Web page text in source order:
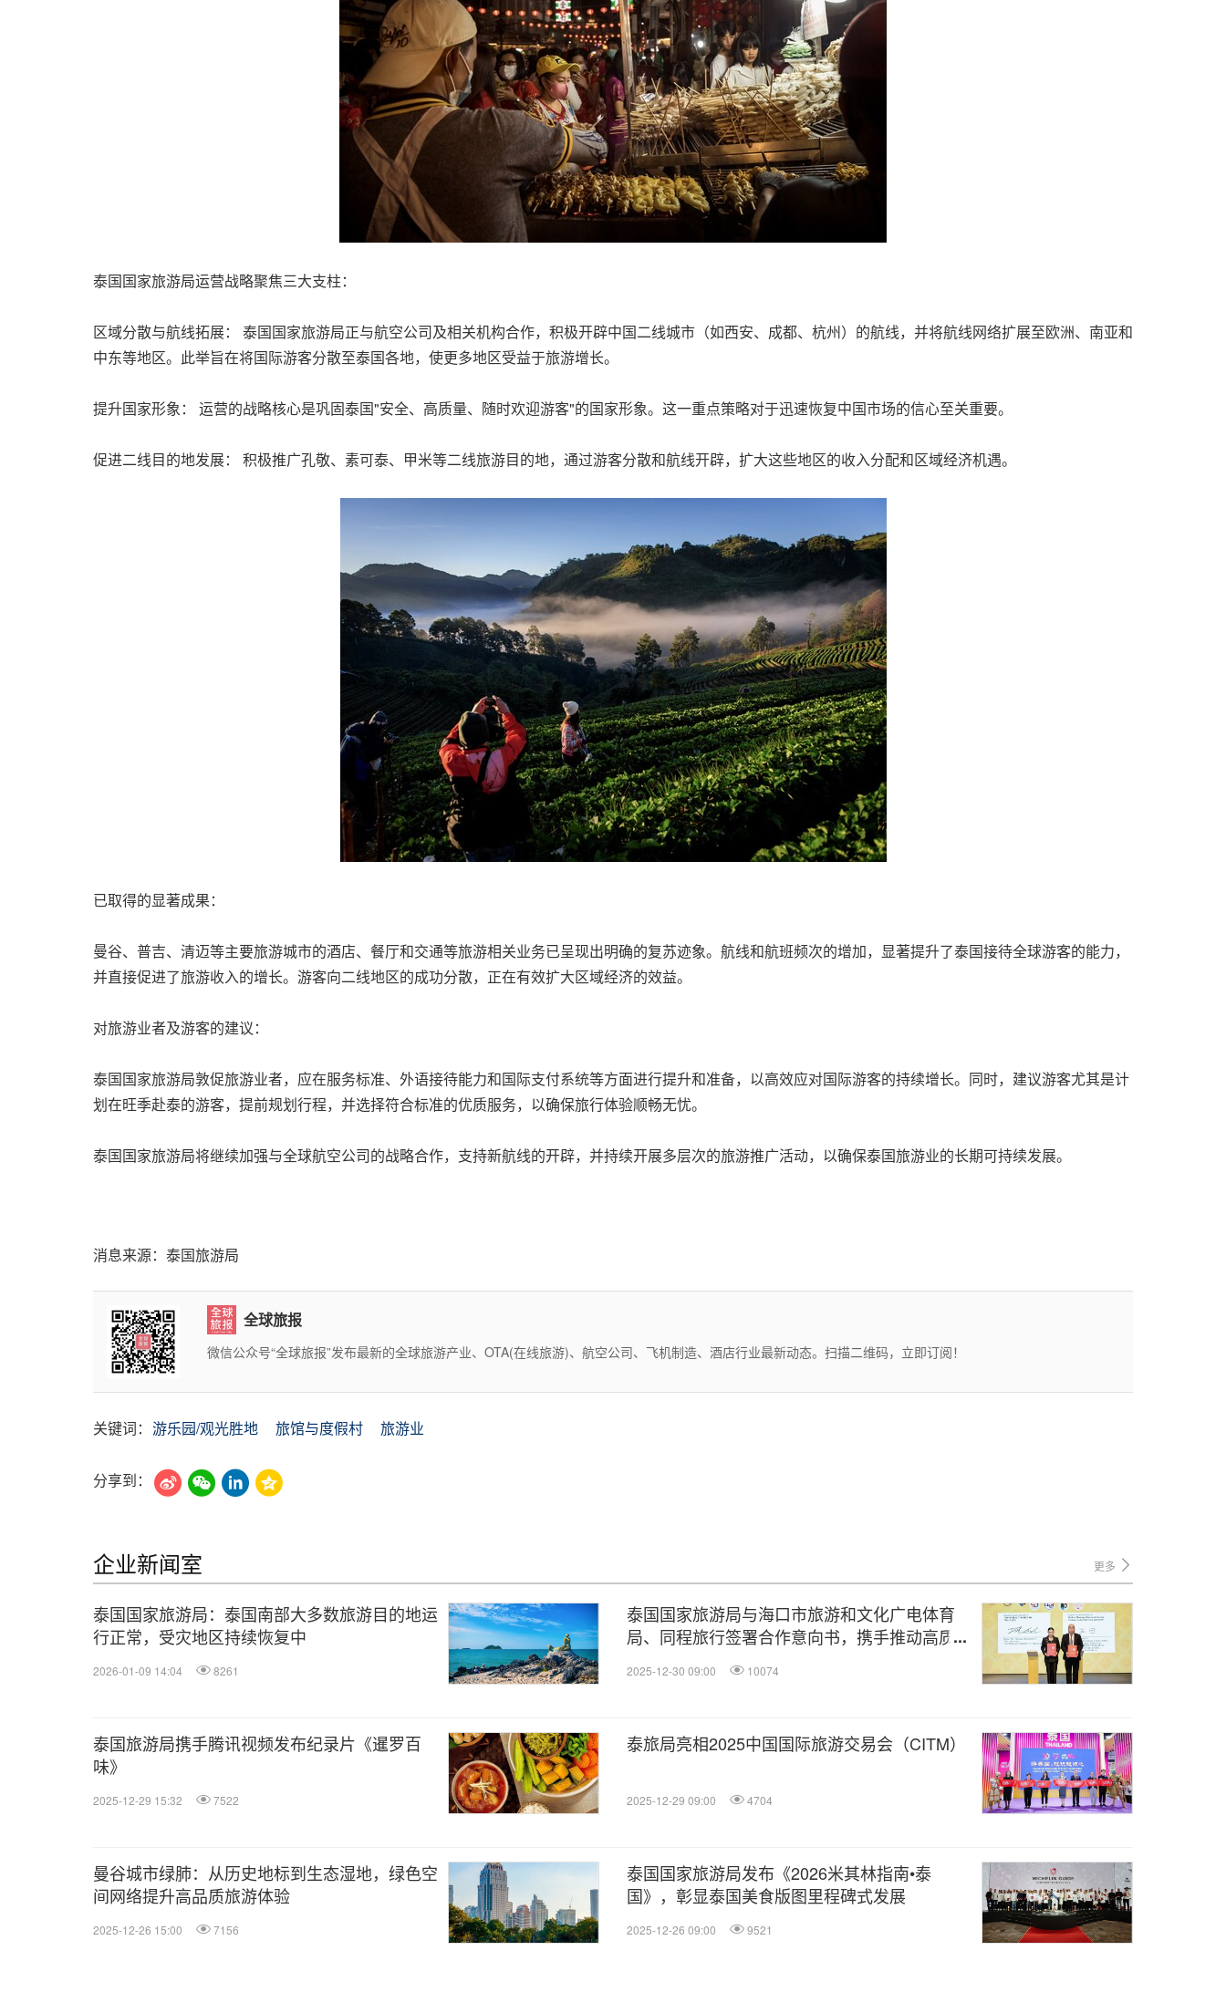
泰国国家旅游局运营战略聚焦三大支柱：
区域分散与航线拓展： 泰国国家旅游局正与航空公司及相关机构合作，积极开辟中国二线城市（如西安、成都、杭州）的航线，并将航线网络扩展至欧洲、南亚和
中东等地区。此举旨在将国际游客分散至泰国各地，使更多地区受益于旅游增长。
提升国家形象： 运营的战略核心是巩固泰国"安全、高质量、随时欢迎游客"的国家形象。这一重点策略对于迅速恢复中国市场的信心至关重要。
促进二线目的地发展： 积极推广孔敬、素可泰、甲米等二线旅游目的地，通过游客分散和航线开辟，扩大这些地区的收入分配和区域经济机遇。
已取得的显著成果：
曼谷、普吉、清迈等主要旅游城市的酒店、餐厅和交通等旅游相关业务已呈现出明确的复苏迹象。航线和航班频次的增加，显著提升了泰国接待全球游客的能力，
并直接促进了旅游收入的增长。游客向二线地区的成功分散，正在有效扩大区域经济的效益。
对旅游业者及游客的建议：
泰国国家旅游局敦促旅游业者，应在服务标准、外语接待能力和国际支付系统等方面进行提升和准备，以高效应对国际游客的持续增长。同时，建议游客尤其是计
划在旺季赴泰的游客，提前规划行程，并选择符合标准的优质服务，以确保旅行体验顺畅无忧。
泰国国家旅游局将继续加强与全球航空公司的战略合作，支持新航线的开辟，并持续开展多层次的旅游推广活动，以确保泰国旅游业的长期可持续发展。
消息来源：泰国旅游局
全球旅报
微信公众号“全球旅报”发布最新的全球旅游产业、OTA(在线旅游)、航空公司、飞机制造、酒店行业最新动态。扫描二维码，立即订阅！
关键词： 游乐园/观光胜地 旅馆与度假村 旅游业
分享到：
企业新闻室 更多
泰国国家旅游局：泰国南部大多数旅游目的地运
行正常，受灾地区持续恢复中
2026-01-09 14:04 8261
泰国国家旅游局与海口市旅游和文化广电体育
局、同程旅行签署合作意向书，携手推动高质量
2025-12-30 09:00 10074
泰国旅游局携手腾讯视频发布纪录片《暹罗百
味》
2025-12-29 15:32 7522
泰旅局亮相2025中国国际旅游交易会（CITM）
2025-12-29 09:00 4704
曼谷城市绿肺：从历史地标到生态湿地，绿色空
间网络提升高品质旅游体验
2025-12-26 15:00 7156
泰国国家旅游局发布《2026米其林指南•泰
国》，彰显泰国美食版图里程碑式发展
2025-12-26 09:00 9521